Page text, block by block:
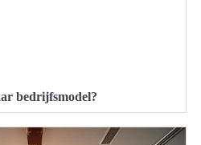
bedrijfsmodel?